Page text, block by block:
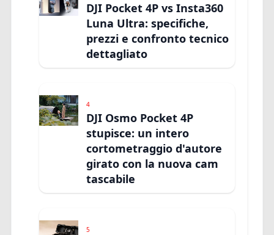
DJI Pocket 4P vs Insta360
Luna Ultra: specifiche,
prezzi e confronto tecnico
dettagliato
4
DJI Osmo Pocket 4P
stupisce: un intero
cortometraggio d'autore
girato con la nuova cam
tascabile
5